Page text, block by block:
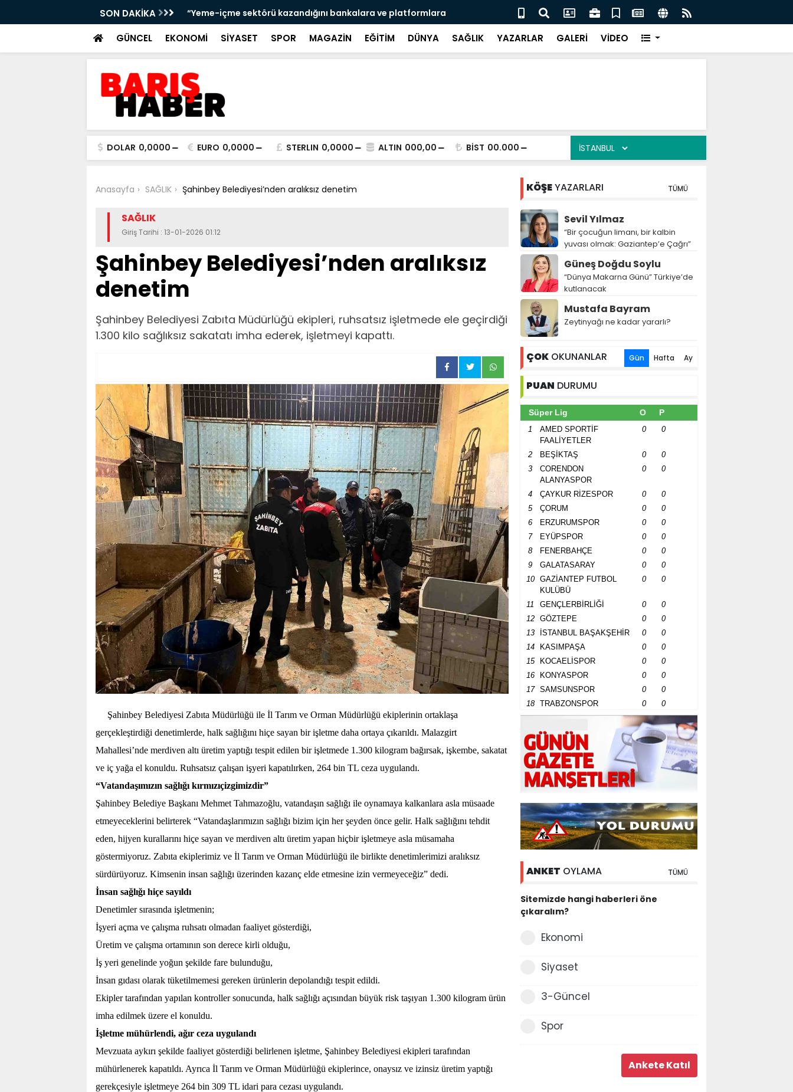
SON DAKİKA
bankalara ve platformlara Metin Sözen’in mirası Gaziantep’ten geleceğe taşınıyor Türkiye-Irak ilişkilerinde tarihi dönüm noktası
GÜNCEL EKONOMİ SİYASET SPOR MAGAZİN EĞİTİM DÜNYA SAĞLIK YAZARLAR GALERİ VİDEO
DOLAR 0,0000 EURO 0,0000 STERLIN 0,0000 ALTIN 000,00 BİST 00.000
Anasayfa SAĞLIK Şahinbey Belediyesi’nden aralıksız denetim
SAĞLIK
Giriş Tarihi : 13-01-2026 01:12
Şahinbey Belediyesi’nden aralıksız
denetim
Şahinbey Belediyesi Zabıta Müdürlüğü ekipleri, ruhsatsız işletmede ele geçirdiği
1.300 kilo sağlıksız sakatatı imha ederek, işletmeyi kapattı.
Şahinbey Belediyesi Zabıta Müdürlüğü ile İl Tarım ve Orman Müdürlüğü ekiplerinin ortaklaşa
gerçekleştirdiği denetimlerde, halk sağlığını hiçe sayan bir işletme daha ortaya çıkarıldı. Malazgirt
Mahallesi’nde merdiven altı üretim yaptığı tespit edilen bir işletmede 1.300 kilogram bağırsak, işkembe, sakatat
ve iç yağa el konuldu. Ruhsatsız çalışan işyeri kapatılırken, 264 bin TL ceza uygulandı.
“Vatandaşımızın sağlığı kırmızıçizgimizdir”
Şahinbey Belediye Başkanı Mehmet Tahmazoğlu, vatandaşın sağlığı ile oynamaya kalkanlara asla müsaade
etmeyeceklerini belirterek “Vatandaşlarımızın sağlığı bizim için her şeyden önce gelir. Halk sağlığını tehdit
eden, hijyen kurallarını hiçe sayan ve merdiven altı üretim yapan hiçbir işletmeye asla müsamaha
göstermiyoruz. Zabıta ekiplerimiz ve İl Tarım ve Orman Müdürlüğü ile birlikte denetimlerimizi aralıksız
sürdürüyoruz. Kimsenin insan sağlığı üzerinden kazanç elde etmesine izin vermeyeceğiz” dedi.
İnsan sağlığı hiçe sayıldı
Denetimler sırasında işletmenin;
İşyeri açma ve çalışma ruhsatı olmadan faaliyet gösterdiği,
Üretim ve çalışma ortamının son derece kirli olduğu,
İş yeri genelinde yoğun şekilde fare bulunduğu,
İnsan gıdası olarak tüketilmemesi gereken ürünlerin depolandığı tespit edildi.
Ekipler tarafından yapılan kontroller sonucunda, halk sağlığı açısından büyük risk taşıyan 1.300 kilogram ürün
imha edilmek üzere el konuldu.
İşletme mühürlendi, ağır ceza uygulandı
Mevzuata aykırı şekilde faaliyet gösterdiği belirlenen işletme, Şahinbey Belediyesi ekipleri tarafından
mühürlenerek kapatıldı. Ayrıca İl Tarım ve Orman Müdürlüğü ekiplerince, onaysız ve izinsiz üretim yaptığı
gerekçesiyle işletmeye 264 bin 309 TL idari para cezası uygulandı.
KÖŞEYAZARLARI TÜMÜ
Sevil Yılmaz
“Bir çocuğun limanı, bir kalbin
yuvası olmak: Gaziantep’e Çağrı”
Güneş Doğdu Soylu
“Dünya Makarna Günü” Türkiye’de
kutlanacak
Mustafa Bayram
Zeytinyağı ne kadar yararlı?
ÇOK OKUNANLAR Gün Hafta Ay
PUAN DURUMU
Süper Lig O P
1
AMED SPORTİF
FAALİYETLER
0 0
2 BEŞİKTAŞ 0
0
3
CORENDON
ALANYASPOR
0 0
4 ÇAYKUR RİZESPOR 0
0
5
ÇORUM 0
0
6
ERZURUMSPOR 0
0
7
EYÜPSPOR 0
0
8
FENERBAHÇE 0
0
9
GALATASARAY 0
0
10
GAZİANTEP FUTBOL
KULÜBÜ
0 0
11 GENÇLERBİRLİĞİ 0
0
12
GÖZTEPE 0
0
13
İSTANBUL BAŞAKŞEHİR 0
0
14
KASIMPAŞA 0
0
15
KOCAELİSPOR 0
0
16
KONYASPOR 0
0
17
SAMSUNSPOR 0
0
18
TRABZONSPOR 0 0
ANKET OYLAMA TÜMÜ
Sitemizde hangi haberleri öne
çıkaralım?
Ekonomi
Siyaset
3-Güncel
Spor